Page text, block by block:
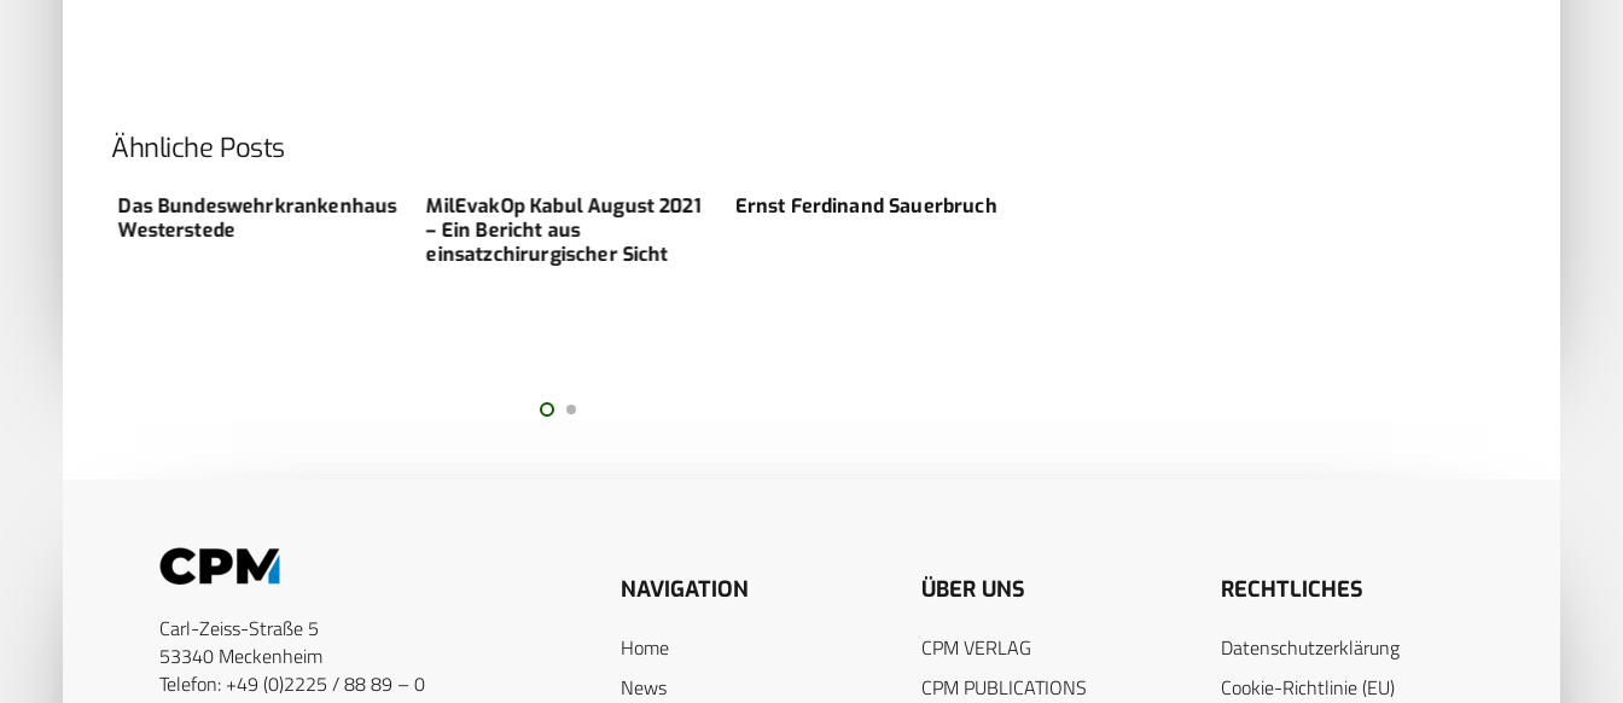
Ähnliche Posts
Das Bundeswehrkrankenhaus
Westerstede
MilEvakOp Kabul August 2021
– Ein Bericht aus
einsatzchirurgischer Sicht
Ernst Ferdinand Sauerbruch
Carl-Zeiss-Straße 5
53340 Meckenheim
Telefon: +49 (0)2225 / 88 89 – 0
NAVIGATION
Home
News
ÜBER UNS
CPM VERLAG
CPM PUBLICATIONS
RECHTLICHES
Datenschutzerklärung
Cookie-Richtlinie (EU)